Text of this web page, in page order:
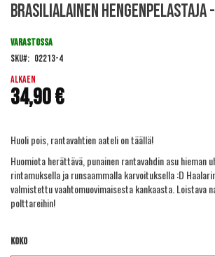
to
beginning
the
images
gallery
Brasilialainen hengenpelastaja
Alkaen
34,90 €
VARASTOSSA
SKU
02213-4
Huoli pois, rantavahtien aateli on täällä!
Huomiota herättävä, punainen rantavahdin asu hieman
rintamuksella ja runsaammalla karvoituksella :D
valmistettu vaahtomuovimaisesta kankaasta. Loistava
polttareihin!
Koko